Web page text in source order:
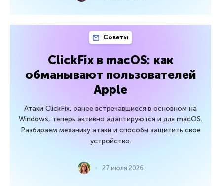
Советы
ClickFix в macOS: как
обманывают пользователей
Apple
Атаки ClickFix, ранее встречавшиеся в основном на
Windows, теперь активно адаптируются и для macOS.
Разбираем механику атаки и способы защитить свое
устройство.
27 июля 2026